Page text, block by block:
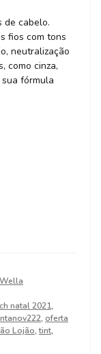
de cabelo.
fios com tons
neutralização
como cinza,
fórmula
Wella
natal 2021,
, oferta
Lojão,tint,